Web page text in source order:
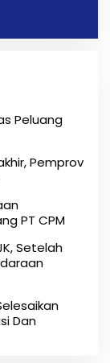
Peluang
Pemprov
PT CPM
Setelah
Dan